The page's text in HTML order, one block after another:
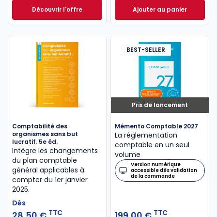
Découvrir l'offreEntreprise individuelle 2023/2024. 14e éd. à partir
Dès
Ajouter au panier
Mémentis
Comptabilité des
organismes sans but
lucratif. 5e éd.
Intègre les changements
du plan comptable
général applicables à
compter du 1er janvier
2025.
Dès
TTC
Prix de lancement
BEST-SELLER
Mémento Comptable 2027
La réglementation
comptable en un seul
volume
Version numérique
accessible dès validation
de la commande
TTC